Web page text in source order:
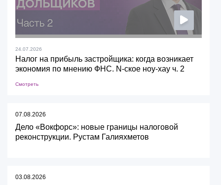
24.07.2026
Налог на прибыль застройщика: когда возникает
экономия по мнению ФНС. N-ское ноу-хау ч. 2
Смотреть
07.08.2026
Дело «Вокфорс»: новые границы налоговой
реконструкции. Рустам Галияхметов
03.08.2026